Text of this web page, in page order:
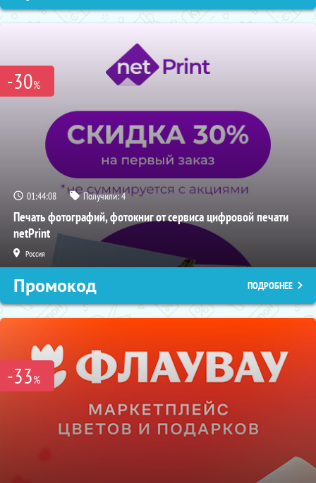
-30%
01:44:07 Получили:4
Печать фотографий, фотокниг от сервиса цифровой печати
netPrint
Россия
Промокод ПОДРОБНЕЕ
-33%